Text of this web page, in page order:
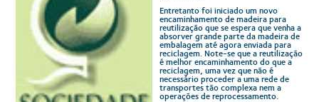
Entretanto foi iniciado um novo
encaminhamento de madeira para
reutilização que se espera que venha a
absorver grande parte da madeira de
embalagem até agora enviada para
reciclagem. Note-se que a reutilização
é melhor encaminhamento do que a
reciclagem, uma vez que não é
necessário proceder a uma rede de
transportes tão complexa nem a
operações de reprocessamento.